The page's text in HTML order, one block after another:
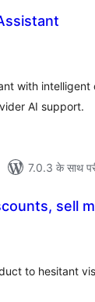
with
AI support.
7.0.3 के साथ
sell
to hesitant